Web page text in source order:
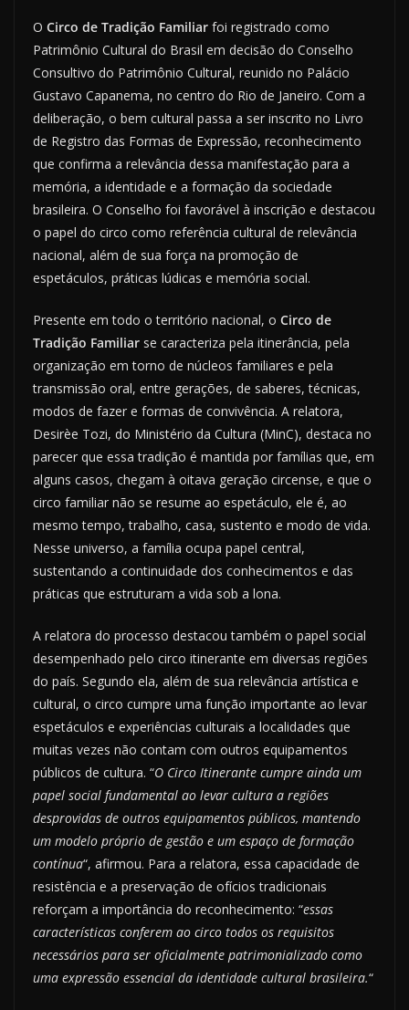
O Circo de Tradição Familiar foi registrado como
Patrimônio Cultural do Brasil em decisão do Conselho
Consultivo do Patrimônio Cultural, reunido no Palácio
Gustavo Capanema, no centro do Rio de Janeiro. Com a
deliberação, o bem cultural passa a ser inscrito no Livro
de Registro das Formas de Expressão, reconhecimento
que confirma a relevância dessa manifestação para a
memória, a identidade e a formação da sociedade
brasileira. O Conselho foi favorável à inscrição e destacou
o papel do circo como referência cultural de relevância
nacional, além de sua força na promoção de
espetáculos, práticas lúdicas e memória social.
Presente em todo o território nacional, o Circo de
Tradição Familiar se caracteriza pela itinerância, pela
organização em torno de núcleos familiares e pela
transmissão oral, entre gerações, de saberes, técnicas,
modos de fazer e formas de convivência. A relatora,
Desirèe Tozi, do Ministério da Cultura (MinC), destaca no
parecer que essa tradição é mantida por famílias que, em
alguns casos, chegam à oitava geração circense, e que o
circo familiar não se resume ao espetáculo, ele é, ao
mesmo tempo, trabalho, casa, sustento e modo de vida.
Nesse universo, a família ocupa papel central,
sustentando a continuidade dos conhecimentos e das
práticas que estruturam a vida sob a lona.
A relatora do processo destacou também o papel social
desempenhado pelo circo itinerante em diversas regiões
do país. Segundo ela, além de sua relevância artística e
cultural, o circo cumpre uma função importante ao levar
espetáculos e experiências culturais a localidades que
muitas vezes não contam com outros equipamentos
públicos de cultura. “O Circo Itinerante cumpre ainda um
papel social fundamental ao levar cultura a regiões
desprovidas de outros equipamentos públicos, mantendo
um modelo próprio de gestão e um espaço de formação
contínua“, afirmou. Para a relatora, essa capacidade de
resistência e a preservação de ofícios tradicionais
reforçam a importância do reconhecimento: “essas
características conferem ao circo todos os requisitos
necessários para ser oficialmente patrimonializado como
uma expressão essencial da identidade cultural brasileira.“